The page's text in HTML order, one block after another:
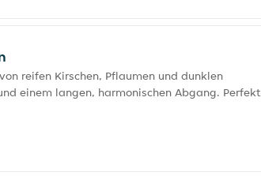
reifen Kirschen, Pflaumen und dunklen
einem langen, harmonischen Abgang. Perfekt